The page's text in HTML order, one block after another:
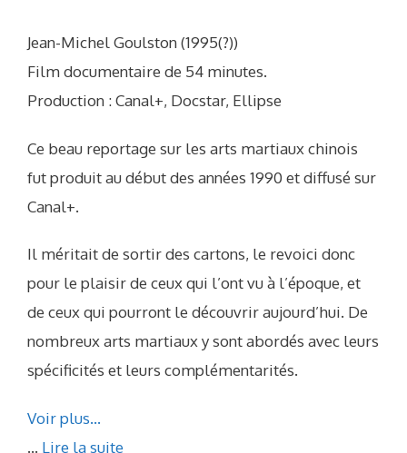
Jean-Michel Goulston (1995(?))
Film documentaire de 54 minutes.
Production : Canal+, Docstar, Ellipse
Ce beau reportage sur les arts martiaux chinois
fut produit au début des années 1990 et diffusé sur
Canal+.
Il méritait de sortir des cartons, le revoici donc
pour le plaisir de ceux qui l’ont vu à l’époque, et
de ceux qui pourront le découvrir aujourd’hui. De
nombreux arts martiaux y sont abordés avec leurs
spécificités et leurs complémentarités.
Voir plus…
... Lire la suite